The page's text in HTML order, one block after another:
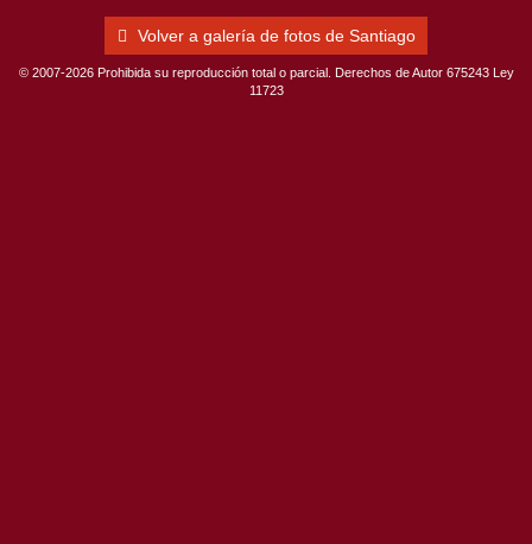
Volver a galería de fotos de Santiago
© 2007-2026 Prohibida su reproducción total o parcial. Derechos de Autor 675243 Ley
11723